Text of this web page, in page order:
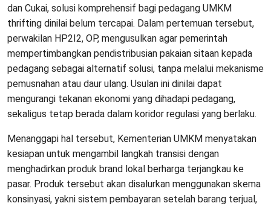
dan Cukai, solusi komprehensif bagi pedagang UMKM
thrifting dinilai belum tercapai. Dalam pertemuan tersebut,
perwakilan HP2I2, OP, mengusulkan agar pemerintah
mempertimbangkan pendistribusian pakaian sitaan kepada
pedagang sebagai alternatif solusi, tanpa melalui mekanisme
pemusnahan atau daur ulang. Usulan ini dinilai dapat
mengurangi tekanan ekonomi yang dihadapi pedagang,
sekaligus tetap berada dalam koridor regulasi yang berlaku.
Menanggapi hal tersebut, Kementerian UMKM menyatakan
kesiapan untuk mengambil langkah transisi dengan
menghadirkan produk brand lokal berharga terjangkau ke
pasar. Produk tersebut akan disalurkan menggunakan skema
konsinyasi, yakni sistem pembayaran setelah barang terjual,